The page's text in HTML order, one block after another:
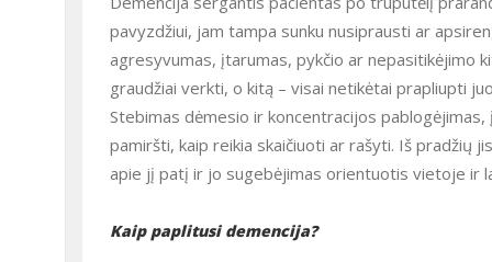
pavyzdžiui, jam tampa sunku nusiprausti ar
agresyvumas, įtarumas, pykčio ar nepasitikėjimo
graudžiai verkti, o kitą – visai netikėtai prapliupti
Stebimas dėmesio ir koncentracijos pablogėjimas, įvairūs orientacijos sutrikimai, mąstymo sulėtėjimas. Pacientas gali
pamiršti, kaip reikia skaičiuoti ar rašyti. Iš pradžių
apie jį patį ir jo sugebėjimas orientuotis vietoje ir
Kaip paplitusi demencija?